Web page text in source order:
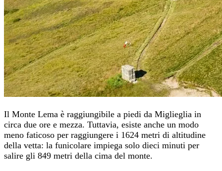
Il Monte Lema è raggiungibile a piedi da Miglieglia in
circa due ore e mezza. Tuttavia, esiste anche un modo
meno faticoso per raggiungere i 1624 metri di altitudine
della vetta: la funicolare impiega solo dieci minuti per
salire gli 849 metri della cima del monte.